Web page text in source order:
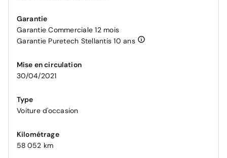
Garantie
Garantie Commerciale 12 mois
Garantie Puretech Stellantis 10 ans
Mise en circulation
30/04/2021
Type
Voiture d'occasion
Kilométrage
58 052 km